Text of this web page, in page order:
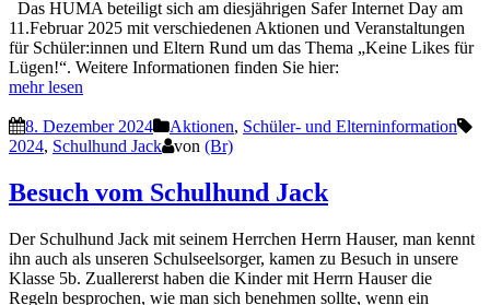
Das HUMA beteiligt sich am diesjährigen Safer Internet Day am
11.Februar 2025 mit verschiedenen Aktionen und Veranstaltungen
für Schüler:innen und Eltern Rund um das Thema „Keine Likes für
Lügen!“. Weitere Informationen finden Sie hier:
mehr lesen
8. Dezember 2024 Aktionen, Schüler- und Elterninformation
2024, Schulhund Jack von (Br)
Besuch vom Schulhund Jack
Der Schulhund Jack mit seinem Herrchen Herrn Hauser, man kennt
ihn auch als unseren Schulseelsorger, kamen zu Besuch in unsere
Klasse 5b. Zuallererst haben die Kinder mit Herrn Hauser die
Regeln besprochen, wie man sich benehmen sollte, wenn ein